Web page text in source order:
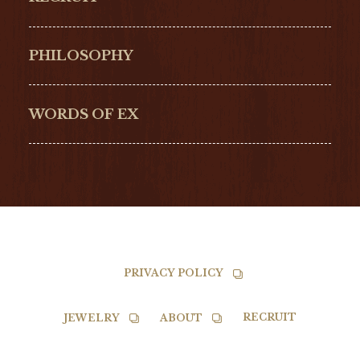
ULYSSE NARDIN
NORQAIN
TISSOT
PHILOSOPHY
WORDS OF EX
PRIVACY POLICY
JEWELRY ABOUT RECRUIT